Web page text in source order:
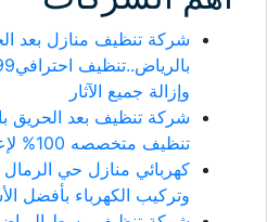
شركة تنظيف منازل بعد
وإزالة جميع الآثار
شركة تنظيف بعد الحريق
تنظيف متخصصه 100% لإعادة تأهيل المنازل
كهربائي منازل حي
وتركيب الكهرباء بأفضل